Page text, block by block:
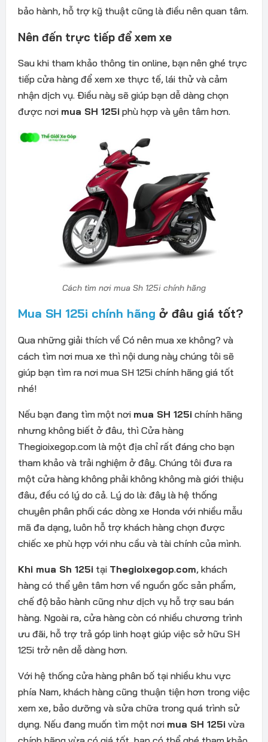
bảo hành, hỗ trợ kỹ thuật cũng là điều nên quan tâm.
Nên đến trực tiếp để xem xe
Sau khi tham khảo thông tin online, bạn nên ghé trực
tiếp cửa hàng để xem xe thực tế, lái thử và cảm
nhận dịch vụ. Điều này sẽ giúp bạn dễ dàng chọn
được nơi mua SH 125iphù hợp và yên tâm hơn.
Cách tìm nơi mua Sh 125i chính hãng
Mua SH 125i chính hãng ở đâu giá tốt?
Qua những giải thích về Có nên mua xe không? và
cách tìm nơi mua xe thì nội dung này chúng tôi sẽ
giúp bạn tìm ra nơi mua SH 125i chính hãng giá tốt
nhé!
Nếu bạn đang tìm một nơi mua SH 125ichính hãng
nhưng không biết ở đâu, thì Cửa hàng
Thegioixegop.com là một địa chỉ rất đáng cho bạn
tham khảo và trải nghiệm ở đây. Chúng tôi đưa ra
một cửa hàng không phải không không mà giới thiệu
đâu, đều có lý do cả. Lý do là: đây là hệ thống
chuyên phân phối các dòng xe Honda với nhiều mẫu
mã đa dạng, luôn hỗ trợ khách hàng chọn được
chiếc xe phù hợp với nhu cầu và tài chính của mình.
Khi mua Sh 125itại Thegioixegop.com, khách
hàng có thể yên tâm hơn về nguồn gốc sản phẩm,
chế độ bảo hành cũng như dịch vụ hỗ trợ sau bán
hàng. Ngoài ra, cửa hàng còn có nhiều chương trình
ưu đãi, hỗ trợ trả góp linh hoạt giúp việc sở hữu SH
125i trở nên dễ dàng hơn.
Với hệ thống cửa hàng phân bố tại nhiều khu vực
phía Nam, khách hàng cũng thuận tiện hơn trong việc
xem xe, bảo dưỡng và sửa chữa trong quá trình sử
dụng. Nếu đang muốn tìm một nơi mua SH 125ivừa